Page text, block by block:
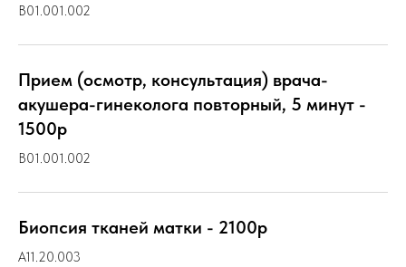
B01.001.002
Прием (осмотр, консультация) врача-
акушера-гинеколога повторный, 5 минут -
1500р
B01.001.002
Биопсия тканей матки - 2100р
A11.20.003